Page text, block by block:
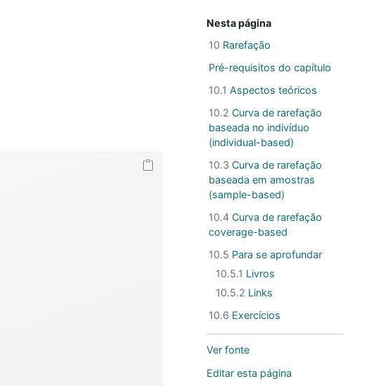
Nesta página
10 Rarefação
Pré-requisitos do capítulo
10.1 Aspectos teóricos
10.2 Curva de rarefação
baseada no indivíduo
(individual-based)
10.3 Curva de rarefação
baseada em amostras
(sample-based)
10.4 Curva de rarefação
coverage-based
10.5 Para se aprofundar
10.5.1 Livros
10.5.2 Links
10.6 Exercícios
Ver fonte
Editar esta página